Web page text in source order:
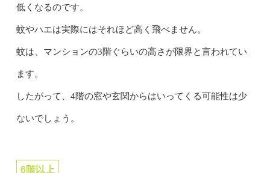
低くなるのです。
蚊やハエは実際にはそれほど高く飛べません。
蚊は、マンションの3階ぐらいの高さが限界と言われてい
ます。
したがって、4階の窓や玄関からはいってくる可能性は少
ないでしょう。
6階以上